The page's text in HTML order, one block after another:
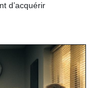
d’acquérir